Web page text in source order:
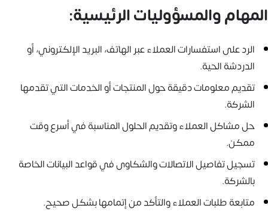
المهام والمسؤوليات الرئيسية:
الرد على استفسارات العملاء عبر الهاتف، البريد الإلكتروني، أو
الدردشة الحية.
تقديم معلومات دقيقة حول المنتجات أو الخدمات التي تقدمها
الشركة.
حل مشاكل العملاء وتقديم الحلول المناسبة في أسرع وقت
ممكن.
تسجيل تفاصيل الاتصالات والشكاوى في قواعد البيانات الخاصة
بالشركة.
متابعة طلبات العملاء والتأكد من إتمامها بشكل صحيح.